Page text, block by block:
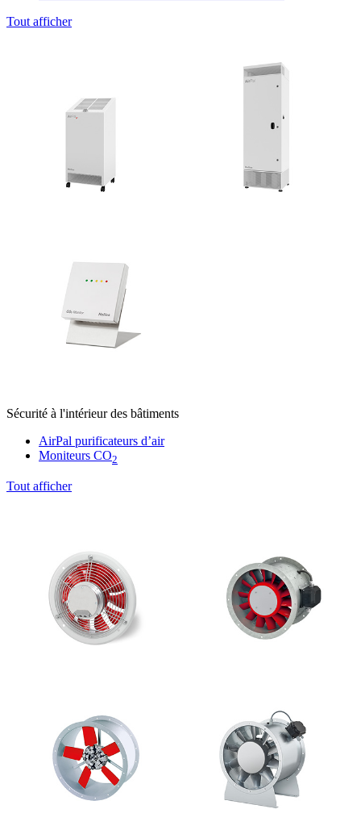
Tout afficher
Sécurité à l'intérieur des bâtiments
AirPal purificateurs d’air
Moniteurs CO2
Tout afficher